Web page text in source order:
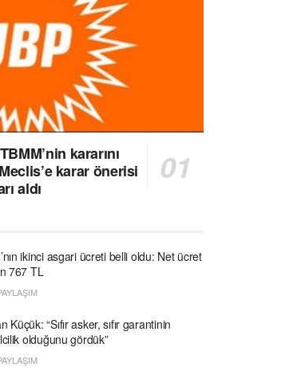
kararını
karar önerisi
aldı
ikinci asgari ücreti belli oldu: Net ücret
767 TL
Küçük: “Sıfır asker, sıfır garantinin
olduğunu gördük”